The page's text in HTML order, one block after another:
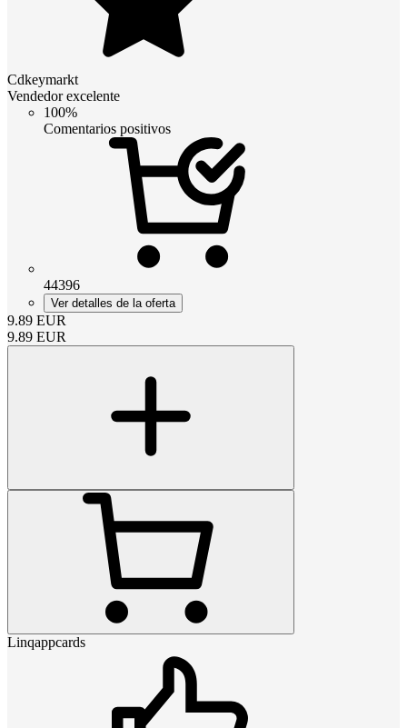
Cdkeymarkt
Vendedor excelente
100%
Comentarios positivos
44396
Ver detalles de la oferta
9.89 EUR
9.89 EUR
Linqappcards